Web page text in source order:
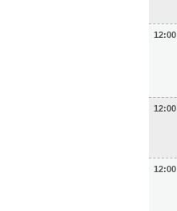
12:00
12:00
12:00